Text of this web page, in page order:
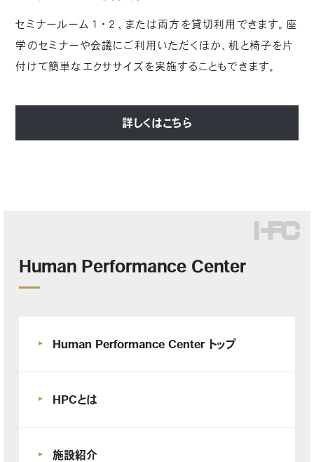
セミナールーム１・２、または両方を貸切利用できます。座
学のセミナーや会議にご利用いただくほか、机と椅子を片
付けて簡単なエクササイズを実施することもできます。
詳しくはこちら
Human Performance Center
Human Performance Center トップ
HPCとは
施設紹介